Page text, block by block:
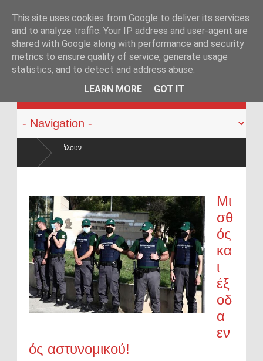
KATEHACKER
Μι
σθ
ός
κα
ι
έξ
οδ
α
εν
ός αστυνομικού!
This site uses cookies from Google to deliver its services
and to analyze traffic. Your IP address and user-agent are
shared with Google along with performance and security
metrics to ensure quality of service, generate usage
statistics, and to detect and address abuse.
LEARN MORE
GOT IT